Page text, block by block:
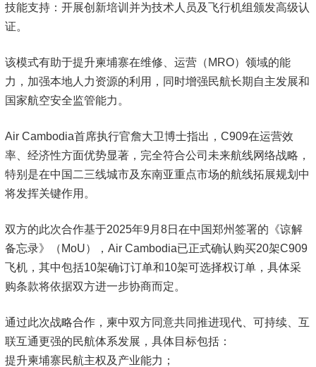
技能支持：开展创新培训并为技术人员及飞行机组颁发高级认
证。
该模式有助于提升柬埔寨在维修、运营（MRO）领域的能
力，加强本地人力资源的利用，同时增强民航长期自主发展和
国家航空安全监管能力。
Air Cambodia首席执行官詹大卫博士指出，C909在运营效
率、经济性方面优势显著，完全符合公司未来航线网络战略，
特别是在中国二三线城市及东南亚重点市场的航线拓展规划中
将发挥关键作用。
双方的此次合作基于2025年9月8日在中国郑州签署的《谅解
备忘录》（MoU），Air Cambodia已正式确认购买20架C909
飞机，其中包括10架确订订单和10架可选择权订单，具体采
购条款将依据双方进一步协商而定。
通过此次战略合作，柬中双方同意共同推进现代、可持续、互
联互通更强的民航体系发展，具体目标包括：
提升柬埔寨民航主权及产业能力；